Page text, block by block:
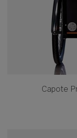
Capote